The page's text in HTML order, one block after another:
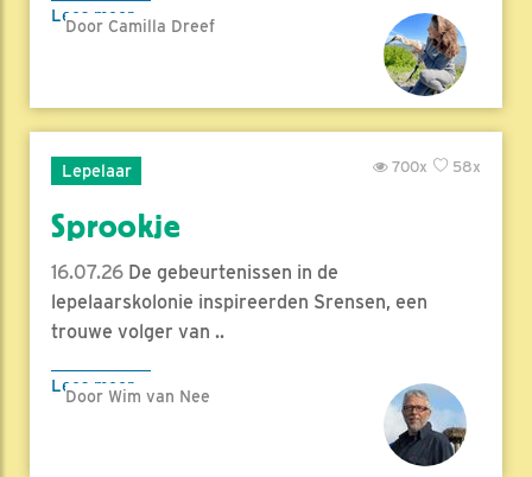
Lees meer
Door Camilla Dreef
Lepelaar 58x
700x
Sprookje
16.07.26 De gebeurtenissen in de
lepelaarskolonie inspireerden Srensen, een
trouwe volger van ..
Lees meer
Door Wim van Nee